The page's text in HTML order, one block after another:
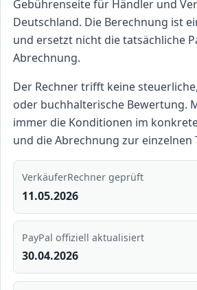
Gebührenseite für Händler und
Deutschland. Die Berechnung ist
und ersetzt nicht die tatsächliche
Abrechnung.
Der Rechner trifft keine
oder buchhalterische Bewertung.
immer die Konditionen im
und die Abrechnung zur einzelnen
VerkäuferRechner geprüft
11.05.2026
PayPal offiziell aktualisiert
30.04.2026